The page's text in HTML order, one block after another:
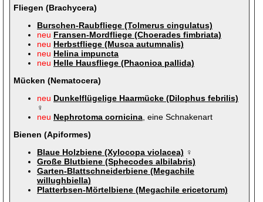
Fliegen (Brachycera)
Burschen-Raubfliege (Tolmerus cingulatus)
neu Fransen-Mordfliege (Choerades fimbriata)
neu Herbstfliege (Musca autumnalis)
neu Helina impuncta
neu Helle Hausfliege (Phaonioa pallida)
Mücken (Nematocera)
neu Dunkelflügelige Haarmücke (Dilophus febrilis)
♀
neu Nephrotoma cornicina , eine Schnakenart
Bienen (Apiformes)
Blaue Holzbiene (Xylocopa violacea) ♀
Große Blutbiene (Sphecodes albilabris)
Garten-Blattschneiderbiene (Megachile
willughbiella)
Platterbsen-Mörtelbiene (Megachile ericetorum)